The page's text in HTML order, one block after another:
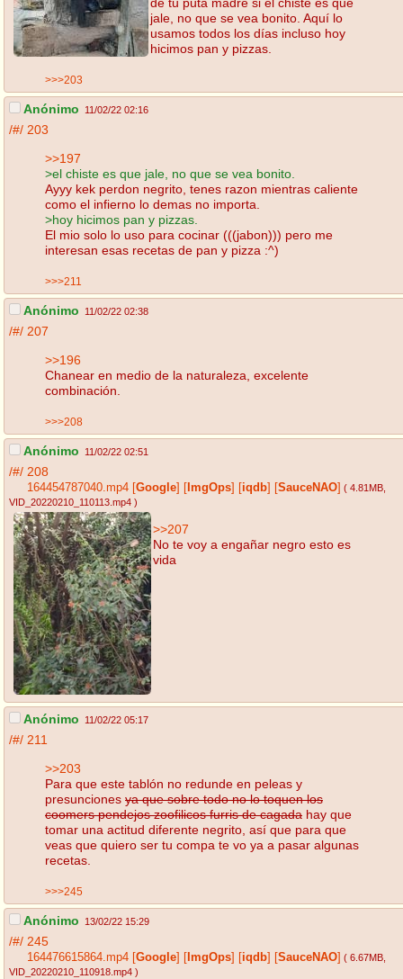
jale, no que se vea bonito. Aquí lo
usamos todos los días incluso hoy
hicimos pan y pizzas.
>>>203
Anónimo 11/02/22 02:16
/#/ 203
>>197
>el chiste es que jale, no que se vea bonito.
Ayyy kek perdon negrito, tenes razon mientras caliente
como el infierno lo demas no importa.
>hoy hicimos pan y pizzas.
El mio solo lo uso para cocinar (((jabon))) pero me
interesan esas recetas de pan y pizza :^)
>>>211
Anónimo 11/02/22 02:38
/#/ 207
>>196
Chanear en medio de la naturaleza, excelente
combinación.
>>>208
Anónimo 11/02/22 02:51
/#/ 208
164454787040.mp4 Google ImgOps iqdb SauceNAO ( 4.81MB
VID_20220210_110113.mp4 )
>>207
No te voy a engañar negro esto es
vida
Anónimo 11/02/22 05:17
/#/ 211
>>203
Para que este tablón no redunde en peleas y
presunciones ya que sobre todo no lo toquen los
coomers pendejos zoofilicos furris de cagada hay que
tomar una actitud diferente negrito, así que para que
veas que quiero ser tu compa te vo ya a pasar algunas
recetas.
>>>245
Anónimo 13/02/22 15:29
/#/ 245
164476615864.mp4 Google ImgOps iqdb SauceNAO ( 6.67MB
VID_20220210_110918.mp4 )